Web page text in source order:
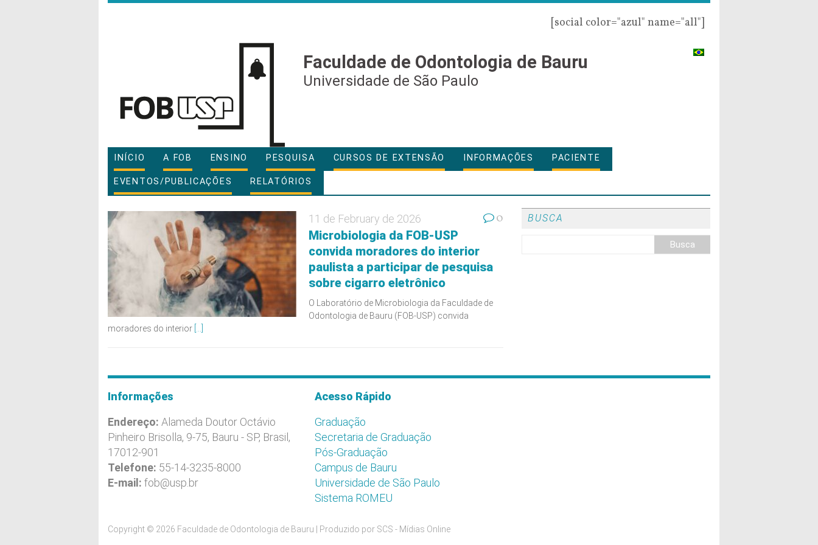
[social color="azul" name="all"]
Faculdade de Odontologia de Bauru
Universidade de São Paulo
INÍCIO A FOB ENSINO PESQUISA CURSOS DE EXTENSÃO INFORMAÇÕES PACIENTE
EVENTOS/PUBLICAÇÕES RELATÓRIOS
11 de February de 2026 0
Microbiologia da FOB-USP
convida moradores do interior
paulista a participar de pesquisa
sobre cigarro eletrônico
O Laboratório de Microbiologia da Faculdade de
Odontologia de Bauru (FOB-USP) convida
moradores do interior
BUSCA
Informações
Endereço: Alameda Doutor Octávio
Pinheiro Brisolla, 9-75, Bauru - SP, Brasil,
17012-901
Telefone: 55-14-3235-8000
E-mail: fob@usp.br
Acesso Rápido
Graduação
Secretaria de Graduação
Pós-Graduação
Campus de Bauru
Universidade de São Paulo
Sistema ROMEU
Copyright © 2026 Faculdade de Odontologia de Bauru | Produzido por SCS - Mídias Online